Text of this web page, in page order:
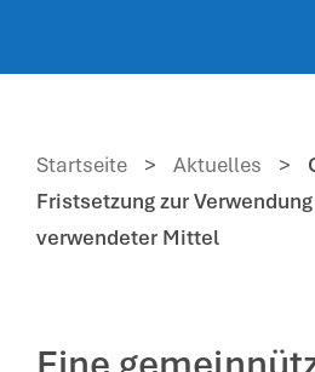
Startseite > Aktuelles >
Fristsetzung zur
verwendeter Mittel